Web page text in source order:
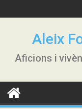
to
Aleix
Aficions i